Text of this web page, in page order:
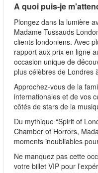
A quoi puis-je
Plongez dans la lumière
Madame Tussauds
clients londoniens. Avec
rapport aux prix en ligne
occasion unique de
plus célèbres de Londres
Approchez-vous de la
internationales et de vos
côtés de stars de la
Du mythique “Spirit of
Chamber of Horrors,
moments inoubliables
Ne manquez pas cette
votre billet VIP pour